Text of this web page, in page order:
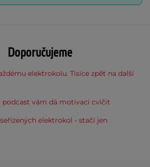
Doporučujeme
elektrokolu. Tisíce zpět na další
podcast vám dá motivaci cvičit
elektrokol - stačí jen